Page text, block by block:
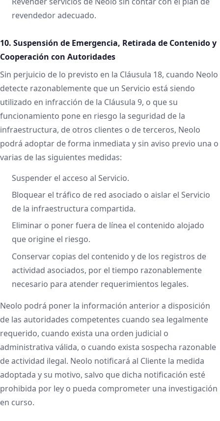
revendedor adecuado.
10. Suspensión de Emergencia, Retirada de Contenido y
Cooperación con Autoridades
Sin perjuicio de lo previsto en la Cláusula 18, cuando Neolo
detecte razonablemente que un Servicio está siendo
utilizado en infracción de la Cláusula 9, o que su
funcionamiento pone en riesgo la seguridad de la
infraestructura, de otros clientes o de terceros, Neolo
podrá adoptar de forma inmediata y sin aviso previo una o
varias de las siguientes medidas:
Suspender el acceso al Servicio.
Bloquear el tráfico de red asociado o aislar el Servicio
de la infraestructura compartida.
Eliminar o poner fuera de línea el contenido alojado
que origine el riesgo.
Conservar copias del contenido y de los registros de
actividad asociados, por el tiempo razonablemente
necesario para atender requerimientos legales.
Neolo podrá poner la información anterior a disposición
de las autoridades competentes cuando sea legalmente
requerido, cuando exista una orden judicial o
administrativa válida, o cuando exista sospecha razonable
de actividad ilegal. Neolo notificará al Cliente la medida
adoptada y su motivo, salvo que dicha notificación esté
prohibida por ley o pueda comprometer una investigación
en curso.